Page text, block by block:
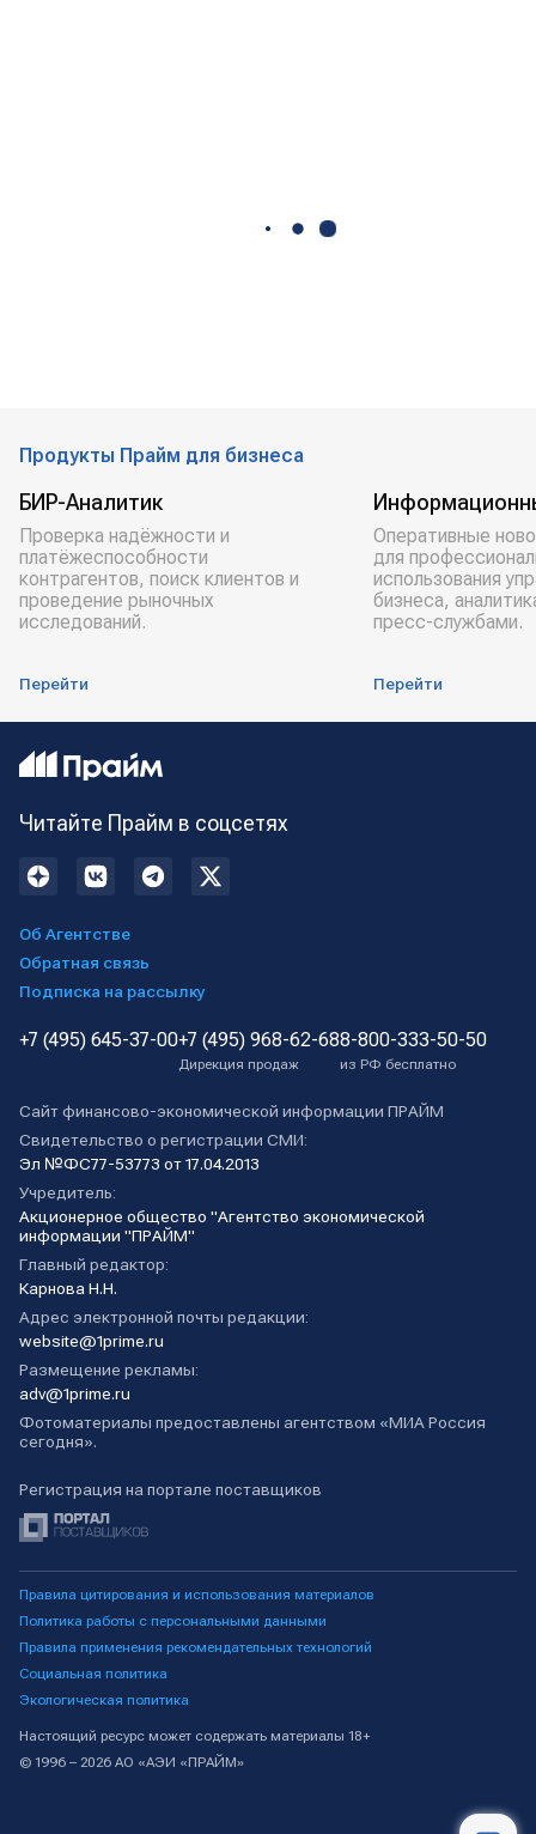
Продукты Прайм для бизнеса
БИР-Аналитик
Проверка надёжности и
платёжеспособности
контрагентов, поиск клиентов и
проведение рыночных
исследований.
Перейти
Оперативные
для
использования
бизнеса,
пресс-службами.
Перейти
Читайте Прайм в соцсетях
Об Агентстве
Обратная связь
Подписка на рассылку
+7 (495) 645-37-00+7 (495) 968-62-68
Дирекция продаж
8-800-333-50-50
из РФ бесплатно
Сайт финансово-экономической информации ПРАЙМ
Свидетельство о регистрации СМИ:
Эл №ФС77-53773 от 17.04.2013
Учредитель:
Акционерное общество "Агентство экономической
информации "ПРАЙМ"
Главный редактор:
Карнова Н.Н.
Адрес электронной почты редакции:
website@1prime.ru
Размещение рекламы:
adv@1prime.ru
Фотоматериалы предоставлены агентством «МИА Россия
сегодня».
Регистрация на портале поставщиков
Правила цитирования и использования материалов
Политика работы с персональными данными
Правила применения рекомендательных технологий
Социальная политика
Экологическая политика
Настоящий ресурс может содержать материалы 18+
© 1996 – 2026 АО «АЭИ «ПРАЙМ»